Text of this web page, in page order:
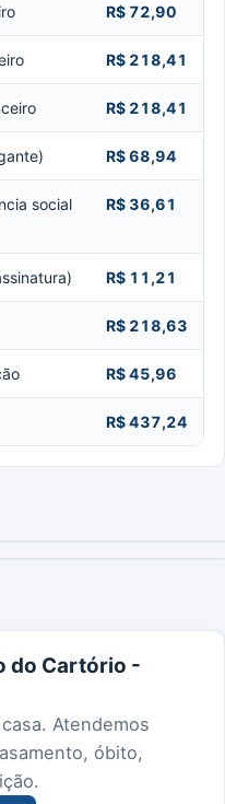
R$ 72,90
R$ 218,41
R$ 218,41
R$ 68,94
social
R$ 36,61
R$ 11,21
R$ 218,63
R$ 45,96
R$ 437,24
do Cartório -
Atendemos
óbito,